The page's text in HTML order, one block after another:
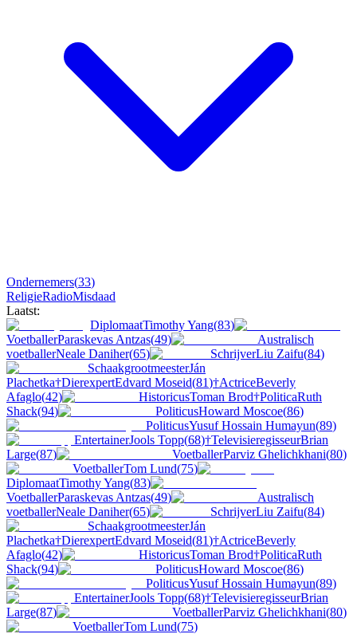
Ondernemers(33)
ReligieRadioMisdaad
Laatst:
DiplomaatTimothy Yang(83)
VoetballerParaskevas Antzas(49)
Australisch
voetballerNeale Daniher(65) SchrijverLiu Zaifu(84)
SchaakgrootmeesterJán
Plachetka†DierexpertEdvard Moseid(81)†ActriceBeverly
Afaglo(42) HistoricusToman Brod†PoliticaRuth
Shack(94) PoliticusHoward Moscoe(86)
PoliticusYusuf Hossain Humayun(89)
EntertainerJools Topp(68)†TelevisieregisseurBrian
Large(87) VoetballerParviz Ghelichkhani(80)
VoetballerTom Lund(75)
DiplomaatTimothy Yang(83)
VoetballerParaskevas Antzas(49)
Australisch
voetballerNeale Daniher(65) SchrijverLiu Zaifu(84)
SchaakgrootmeesterJán
Plachetka†DierexpertEdvard Moseid(81)†ActriceBeverly
Afaglo(42) HistoricusToman Brod†PoliticaRuth
Shack(94) PoliticusHoward Moscoe(86)
PoliticusYusuf Hossain Humayun(89)
EntertainerJools Topp(68)†TelevisieregisseurBrian
Large(87) VoetballerParviz Ghelichkhani(80)
VoetballerTom Lund(75)